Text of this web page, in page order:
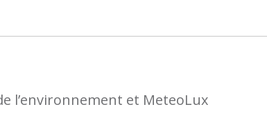
l’environnement et MeteoLux